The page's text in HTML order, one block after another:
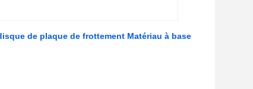
de plaque de frottement Matériau à base